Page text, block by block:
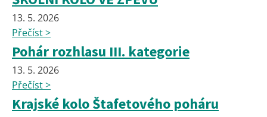
13. 5. 2026
Přečíst >
Pohár rozhlasu III. kategorie
13. 5. 2026
Přečíst >
Krajské kolo Štafetového poháru